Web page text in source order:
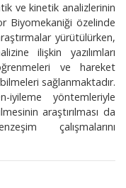
ve kinetik analizlerinin
Biyomekaniği özelinde
yürütülürken,
ilişkin yazılımları
ve hareket
sağlanmaktadır.
iyileme yöntemleriyle
araştırılması da
çalışmalarını